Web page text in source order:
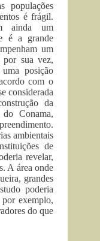
populações
é frágil.
ainda um
é a grande
um
sua vez,
posição
com o
considerada
da
Conama,
ambientais
de
revelar,
A área onde
grandes
poderia
exemplo,
do que